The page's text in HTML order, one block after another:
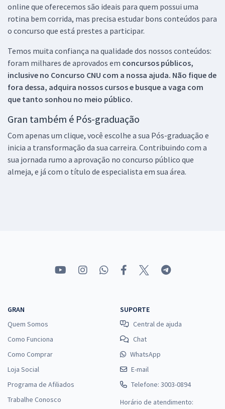
online que oferecemos são ideais para quem possui uma
rotina bem corrida, mas precisa estudar bons conteúdos para
o concurso que está prestes a participar.
Temos muita confiança na qualidade dos nossos conteúdos:
foram milhares de aprovados em concursos públicos,
inclusive no Concurso CNU com a nossa ajuda. Não fique de
fora dessa, adquira nossos cursos e busque a vaga com
que tanto sonhou no meio público.
Gran também é Pós-graduação
Com apenas um clique, você escolhe a sua Pós-graduação e
inicia a transformação da sua carreira. Contribuindo com a
sua jornada rumo a aprovação no concurso público que
almeja, e já com o título de especialista em sua área.
GRAN
Quem Somos
Como Funciona
Como Comprar
Loja Social
Programa de Afiliados
Trabalhe Conosco
SUPORTE
Central de ajuda
Chat
WhatsApp
E-mail
Telefone: 3003-0894
Horário de atendimento: